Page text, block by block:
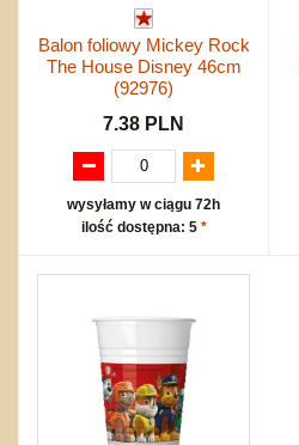
Balon foliowy Mickey Rock
The House Disney 46cm
(92976)
7.38 PLN
wysyłamy w ciągu 72h
ilość dostępna: 5 *